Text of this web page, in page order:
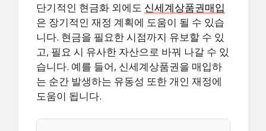
단기적인 현금화 외에도 신세계상품권매입
은 장기적인 재정 계획에 도움이 될 수 있습
니다. 현금을 필요한 시점까지 유보할 수 있
고, 필요 시 유사한 자산으로 바꿔 나갈 수 있
습니다. 예를 들어, 신세계상품권을 매입하
는 순간 발생하는 유동성 또한 개인 재정에
도움이 됩니다.